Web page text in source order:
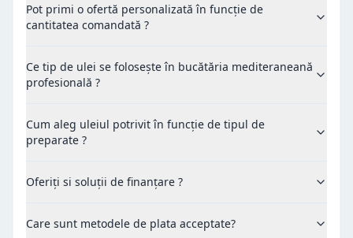
Pot primi o ofertă personalizată în funcție de
cantitatea comandată ?
Ce tip de ulei se folosește în bucătăria mediteraneană
profesională ?
Cum aleg uleiul potrivit în funcție de tipul de
preparate ?
Oferiți si soluții de finanțare ?
Care sunt metodele de plata acceptate?